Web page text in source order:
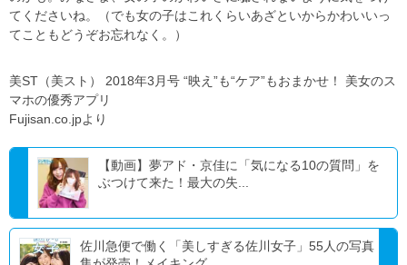
てくださいね。（でも女の子はこれくらいあざといからかわいいっ
てこともどうぞお忘れなく。）
美ST（美スト） 2018年3月号 “映え”も“ケア”もおまかせ！ 美女のス
マホの優秀アプリ
Fujisan.co.jpより
【動画】夢アド・京佳に「気になる10の質問」を
ぶつけて来た！最大の失...
佐川急便で働く「美しすぎる佐川女子」55人の写真